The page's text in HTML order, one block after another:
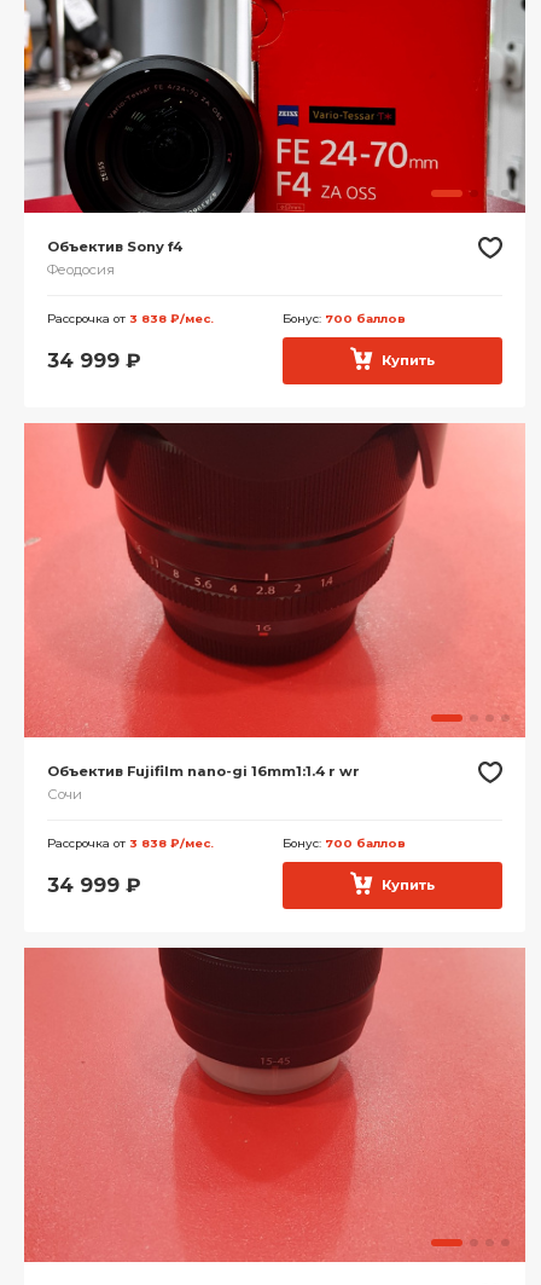
Объектив Sony f4
Феодосия
Рассрочка от 3 838 ₽/мес. Бонус: 700 баллов
34 999 ₽ Купить
Объектив Fujifilm nano-gi 16mm1:1.4 r wr
Сочи
Рассрочка от 3 838 ₽/мес. Бонус: 700 баллов
34 999 ₽ Купить